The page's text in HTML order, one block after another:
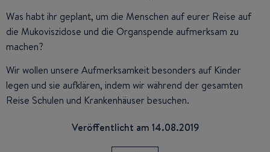
Was habt ihr geplant, um die Menschen auf eurer Reise auf
die Mukoviszidose und die Organspende aufmerksam zu
machen?
Wir wollen unsere Aufmerksamkeit besonders auf Kinder
legen und sie aufklären, indem wir während der gesamten
Reise Schulen und Krankenhäuser besuchen.
Veröffentlicht am 14.08.2019